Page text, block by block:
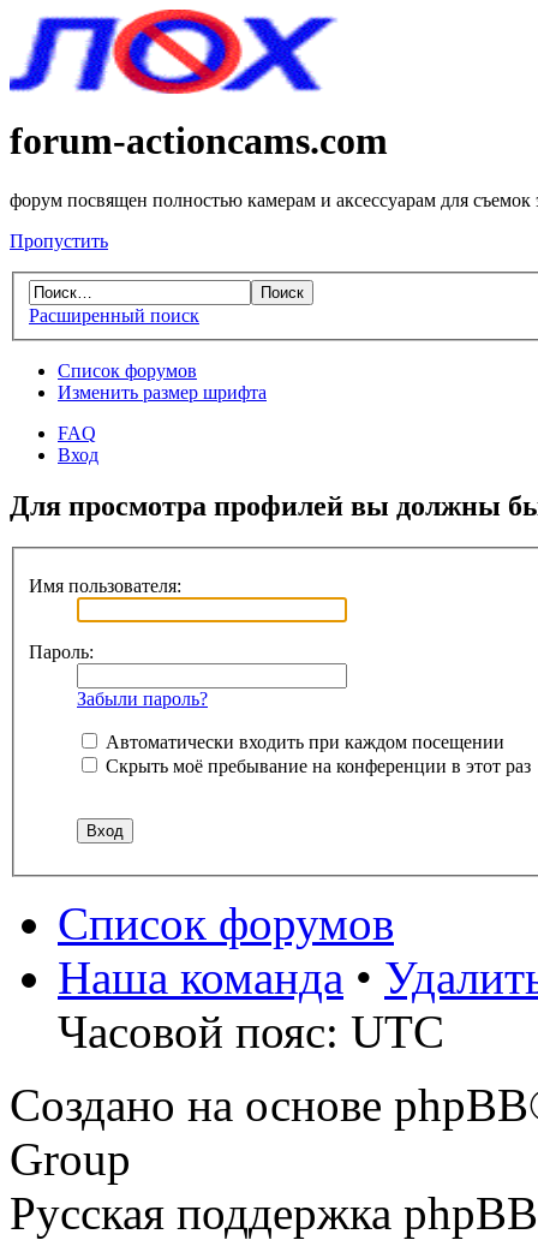
forum-actioncams.com
форум посвящен полностью камерам и аксессуарам для съемок
Пропустить
Расширенный поиск
Список форумов
Изменить размер шрифта
FAQ
Вход
Для просмотра профилей вы должны
Имя пользователя:
Пароль:
Забыли пароль?
Автоматически входить при каждом посещении
Скрыть моё пребывание на конференции в этот раз
Список форумов
Наша команда •
Часовой пояс: UTC
Создано на основе
Group
Русская поддержка phpBB